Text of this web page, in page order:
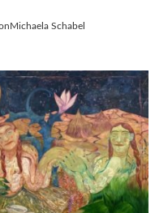
Michaela Schabel